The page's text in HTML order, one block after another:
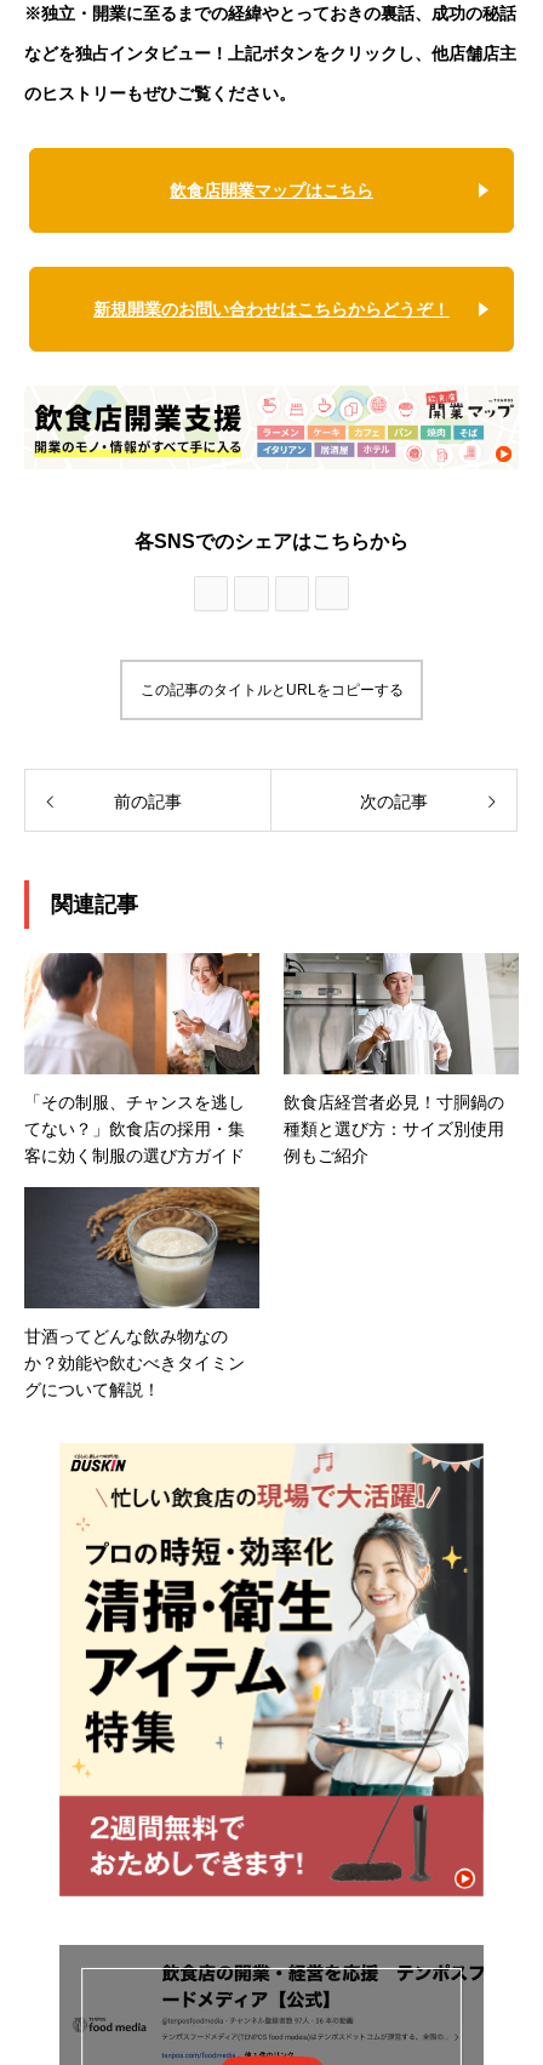
※独立・開業に至るまでの経緯やとっておきの裏話、成功の秘話
などを独占インタビュー！上記ボタンをクリックし、他店舗店主
のヒストリーもぜひご覧ください。
飲食店開業マップはこちら
新規開業のお問い合わせはこちらからどうぞ！
各SNSでのシェアはこちらから
この記事のタイトルとURLをコピーする
前の記事 次の記事
関連記事
「その制服、チャンスを逃し
てない？」飲食店の採用・集
客に効く制服の選び方ガイド
飲食店経営者必見！寸胴鍋の
種類と選び方：サイズ別使用
例もご紹介
甘酒ってどんな飲み物なの
か？効能や飲むべきタイミン
グについて解説！